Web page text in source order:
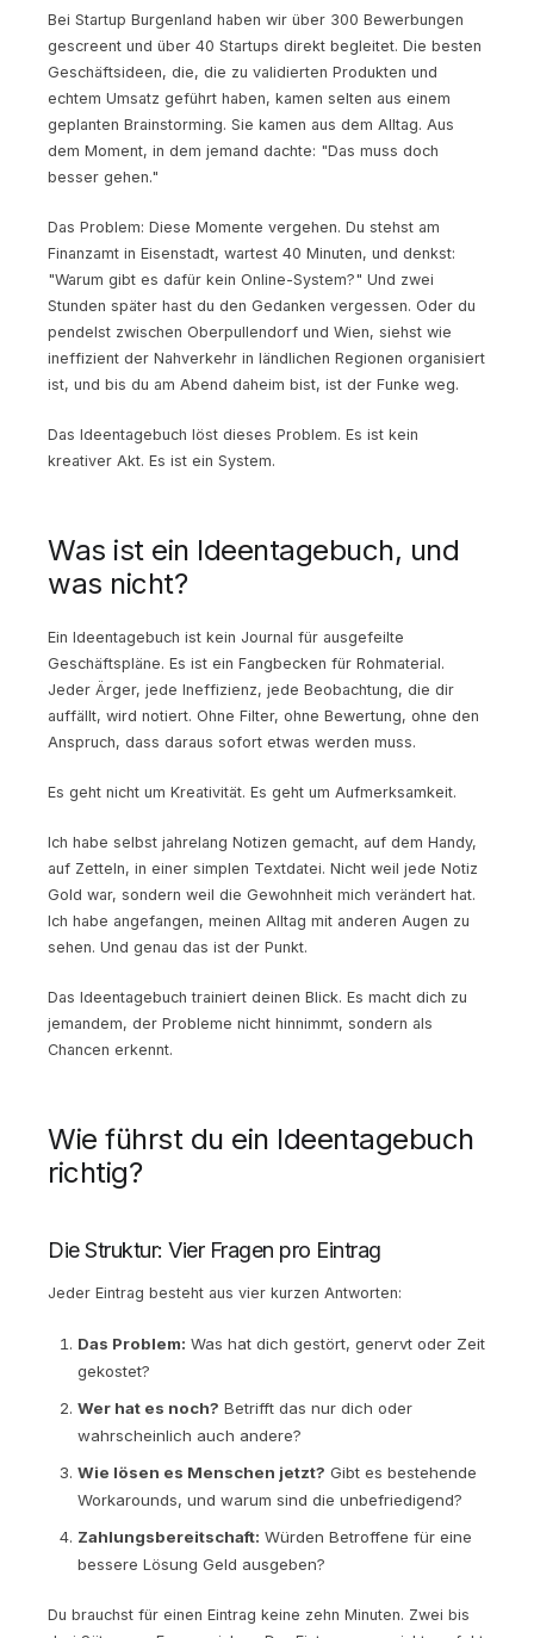
Bei Startup Burgenland haben wir über 300 Bewerbungen
gescreent und über 40 Startups direkt begleitet. Die besten
Geschäftsideen, die, die zu validierten Produkten und
echtem Umsatz geführt haben, kamen selten aus einem
geplanten Brainstorming. Sie kamen aus dem Alltag. Aus
dem Moment, in dem jemand dachte: "Das muss doch
besser gehen."
Das Problem: Diese Momente vergehen. Du stehst am
Finanzamt in Eisenstadt, wartest 40 Minuten, und denkst:
"Warum gibt es dafür kein Online-System?" Und zwei
Stunden später hast du den Gedanken vergessen. Oder du
pendelst zwischen Oberpullendorf und Wien, siehst wie
ineffizient der Nahverkehr in ländlichen Regionen organisiert
ist, und bis du am Abend daheim bist, ist der Funke weg.
Das Ideentagebuch löst dieses Problem. Es ist kein
kreativer Akt. Es ist ein System.
Was ist ein Ideentagebuch, und
was nicht?
Ein Ideentagebuch ist kein Journal für ausgefeilte
Geschäftspläne. Es ist ein Fangbecken für Rohmaterial.
Jeder Ärger, jede Ineffizienz, jede Beobachtung, die dir
auffällt, wird notiert. Ohne Filter, ohne Bewertung, ohne den
Anspruch, dass daraus sofort etwas werden muss.
Es geht nicht um Kreativität. Es geht um Aufmerksamkeit.
Ich habe selbst jahrelang Notizen gemacht, auf dem Handy,
auf Zetteln, in einer simplen Textdatei. Nicht weil jede Notiz
Gold war, sondern weil die Gewohnheit mich verändert hat.
Ich habe angefangen, meinen Alltag mit anderen Augen zu
sehen. Und genau das ist der Punkt.
Das Ideentagebuch trainiert deinen Blick. Es macht dich zu
jemandem, der Probleme nicht hinnimmt, sondern als
Chancen erkennt.
Wie führst du ein Ideentagebuch
richtig?
Die Struktur: Vier Fragen pro Eintrag
Jeder Eintrag besteht aus vier kurzen Antworten:
Das Problem: Was hat dich gestört, genervt oder Zeit
gekostet?
Wer hat es noch? Betrifft das nur dich oder
wahrscheinlich auch andere?
Wie lösen es Menschen jetzt? Gibt es bestehende
Workarounds, und warum sind die unbefriedigend?
Zahlungsbereitschaft: Würden Betroffene für eine
bessere Lösung Geld ausgeben?
Du brauchst für einen Eintrag keine zehn Minuten. Zwei bis